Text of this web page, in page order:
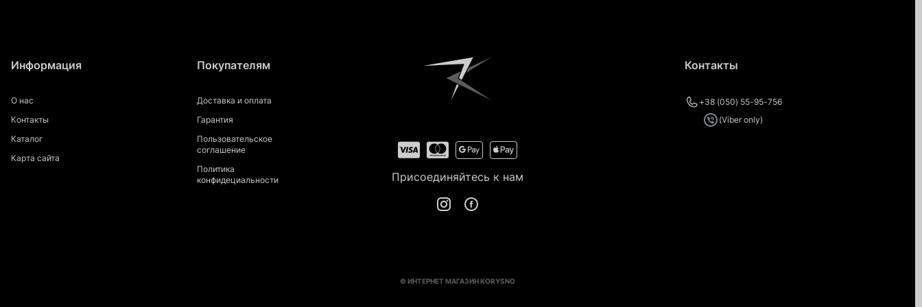
Присоединяйтесь к нам
Информация
О нас
Контакты
Каталог
Карта сайта
Покупателям
Доставка и оплата
Гарантия
Пользовательское
соглашение
Политика
конфидециальности
Контакты
+38 (050) 55-95-756
(Viber only)
© ИНТЕРНЕТ МАГАЗИН KORYSNO